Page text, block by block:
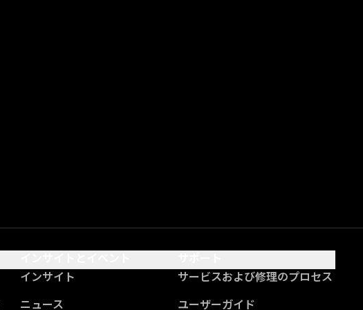
インサイト
ニュース
サービスおよび修理のプロセス
ユーザーガイド